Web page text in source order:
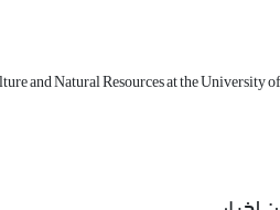
and Natural Resources at the University